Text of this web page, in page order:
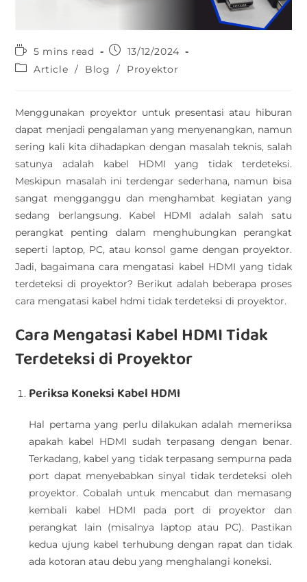
5 mins read
13/12/2024
Article / Blog / Proyektor
Menggunakan proyektor untuk presentasi atau hiburan
dapat menjadi pengalaman yang menyenangkan, namun
sering kali kita dihadapkan dengan masalah teknis, salah
satunya adalah kabel HDMI yang tidak terdeteksi.
Meskipun masalah ini terdengar sederhana, namun bisa
sangat mengganggu dan menghambat kegiatan yang
sedang berlangsung. Kabel HDMI adalah salah satu
perangkat penting dalam menghubungkan perangkat
seperti laptop, PC, atau konsol game dengan proyektor.
Jadi, bagaimana cara mengatasi kabel HDMI yang tidak
terdeteksi di proyektor? Berikut adalah beberapa proses
cara mengatasi kabel hdmi tidak terdeteksi di proyektor.
Cara Mengatasi Kabel HDMI Tidak
Terdeteksi di Proyektor
Periksa Koneksi Kabel HDMI
Hal pertama yang perlu dilakukan adalah memeriksa
apakah kabel HDMI sudah terpasang dengan benar.
Terkadang, kabel yang tidak terpasang sempurna pada
port dapat menyebabkan sinyal tidak terdeteksi oleh
proyektor. Cobalah untuk mencabut dan memasang
kembali kabel HDMI pada port di proyektor dan
perangkat lain (misalnya laptop atau PC). Pastikan
kedua ujung kabel terhubung dengan rapat dan tidak
ada kotoran atau debu yang menghalangi koneksi.